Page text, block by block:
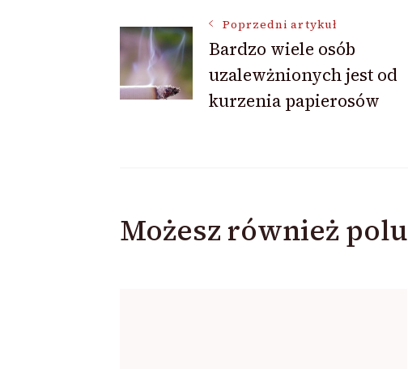
Nawigacja
wpisu
Poprzedni artykuł
Bardzo wiele osób
uzalewżnionych jest od
kurzenia papierosów
Możesz również